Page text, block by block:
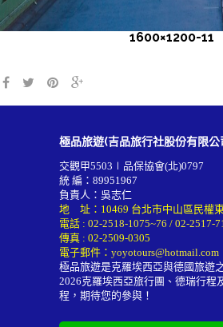
1600×1200-11
極品旅遊(吉品旅行社股份有限公
交觀甲5503∣品保協會(北)0797
統 編：89951967
負責人：吳志仁
地 址：10469 台北市中山區民權
電話 : 02-2518-1075~76 / 02-2517-
傳真 : 02-2509-0305
電子郵件： yoyotours@hotmail.com
極品旅遊是克羅埃西亞與德國旅遊
2026克羅埃西亞旅行團 、德瑞行程
程 ，期待您的參與！